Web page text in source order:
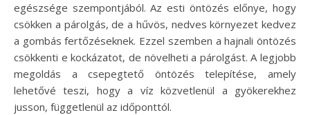
egészsége szempontjából. Az esti öntözés előnye, hogy
csökken a párolgás, de a hűvös, nedves környezet kedvez
a gombás fertőzéseknek. Ezzel szemben a hajnali öntözés
csökkenti e kockázatot, de növelheti a párolgást. A legjobb
megoldás a csepegtető öntözés telepítése, amely
lehetővé teszi, hogy a víz közvetlenül a gyökerekhez
jusson, függetlenül az időponttól.